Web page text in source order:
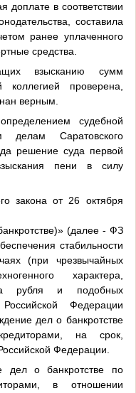
доплате в соответствии
составила
ранее уплаченного
средства.
взысканию сумм
коллегией проверена,
верным.
судебной
делам Саратовского
решение суда первой
пени в силу
закона от 26 октября
(далее - ФЗ
стабильности
(при чрезвычайных
характера,
рубля и подобных
Российской Федерации
дел о банкротстве
на срок,
Федерации.
дел о банкротстве по
в отношении